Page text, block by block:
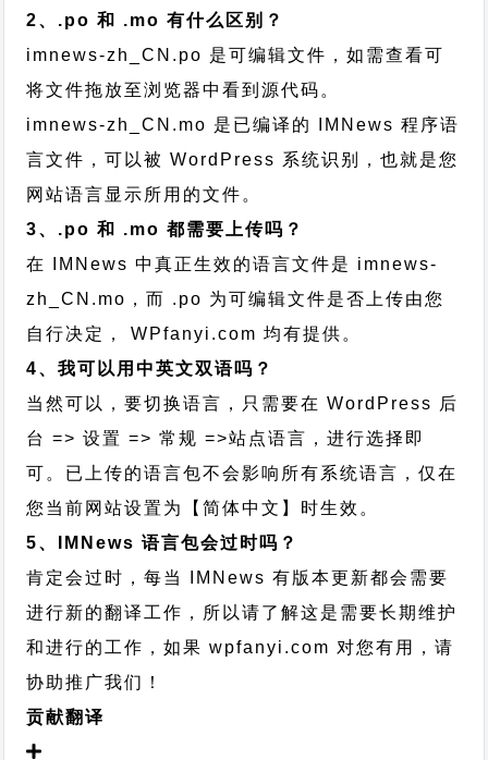
2、.po 和 .mo 有什么区别？
imnews-zh_CN.po 是可编辑文件，如需查看可
将文件拖放至浏览器中看到源代码。
imnews-zh_CN.mo 是已编译的 IMNews 程序语
言文件，可以被 WordPress 系统识别，也就是您
网站语言显示所用的文件。
3、.po 和 .mo 都需要上传吗？
在 IMNews 中真正生效的语言文件是 imnews-
zh_CN.mo，而 .po 为可编辑文件是否上传由您
自行决定， WPfanyi.com 均有提供。
4、我可以用中英文双语吗？
当然可以，要切换语言，只需要在 WordPress 后
台 => 设置 => 常规 =>站点语言，进行选择即
可。已上传的语言包不会影响所有系统语言，仅在
您当前网站设置为【简体中文】时生效。
5、IMNews 语言包会过时吗？
肯定会过时，每当 IMNews 有版本更新都会需要
进行新的翻译工作，所以请了解这是需要长期维护
和进行的工作，如果 wpfanyi.com 对您有用，请
协助推广我们！
贡献翻译